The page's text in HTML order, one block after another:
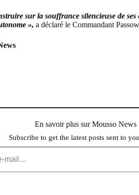
sur la souffrance silencieuse de
», a déclaré le Commandant
En savoir plus sur Mousso News
Subscribe to get the latest posts sent to